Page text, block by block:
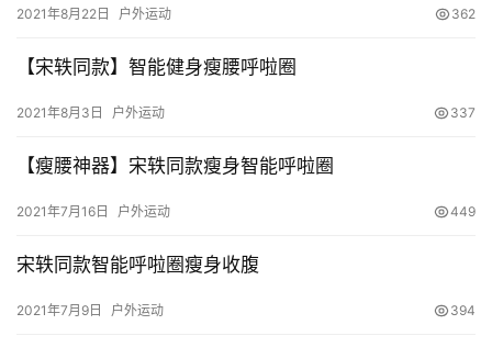
首
小
本
创
职
2021年8月22日 户外运动 362
【宋轶同款】智能健身瘦腰呼啦圈
2021年8月3日 户外运动 337
【瘦腰神器】宋轶同款瘦身智能呼啦圈
2021年7月16日 户外运动 449
宋轶同款智能呼啦圈瘦身收腹
2021年7月9日 户外运动 394